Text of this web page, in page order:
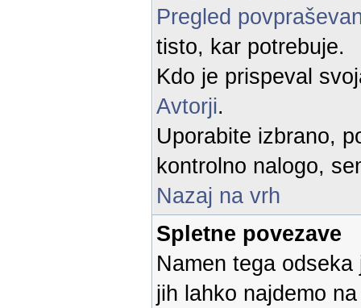
Pregled
tisto, kar potrebuje.
Kdo je prispeval
Avtorji.
Uporabite izbrano,
kontrolno nalogo,
Nazaj na vrh
Spletne povezave
Namen tega
jih lahko najdemo